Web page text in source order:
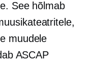
See hõlmab
muudele
ASCAP